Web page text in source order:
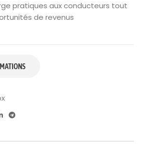
pratiques aux conducteurs tout
de revenus